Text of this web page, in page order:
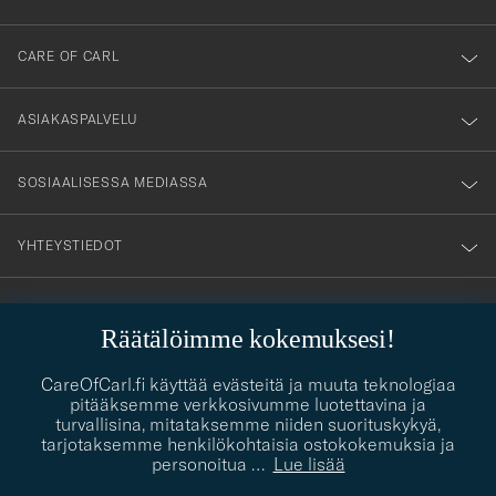
Räätälöimme kokemuksesi!
CareOfCarl.fi käyttää evästeitä ja muuta teknologiaa
pitääksemme verkkosivumme luotettavina ja
turvallisina, mitataksemme niiden suorituskykyä,
tarjotaksemme henkilökohtaisia ostokokemuksia ja
personoitua … Lue lisää
dig
till
vårt
nyhetsbrev!
CARE OF CARL
ASIAKASPALVELU
SOSIAALISESSA MEDIASSA
YHTEYSTIEDOT
contact@careofcarl.com
PUKEUTUMISNEUVONTA
Kaipaatko apua oman tyylisi löytämiseen? Me autamme sinua
mielellämme!
PUKEUTUMISNEUVONTA